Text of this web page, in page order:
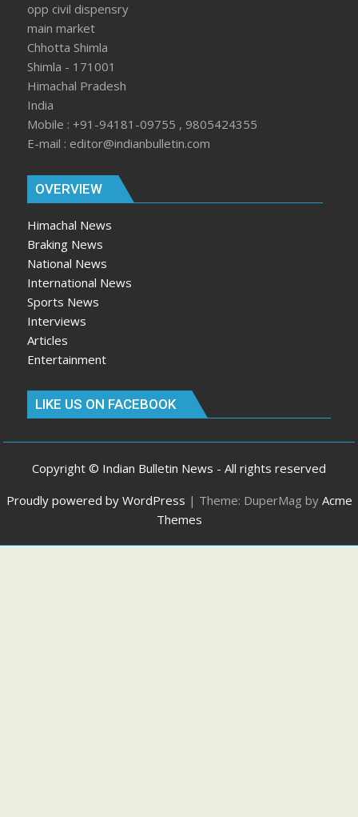
opp civil dispensry
main market
Chhotta Shimla
Shimla - 171001
Himachal Pradesh
India
Mobile : +91-94181-09755 , 9805424355
E-mail : editor@indianbulletin.com
OVERVIEW
Himachal News
Braking News
National News
International News
Sports News
Interviews
Articles
Entertainment
LIKE US ON FACEBOOK
Copyright © Indian Bulletin News - All rights reserved
Proudly powered by WordPress | Theme: DuperMag by Acme
Themes